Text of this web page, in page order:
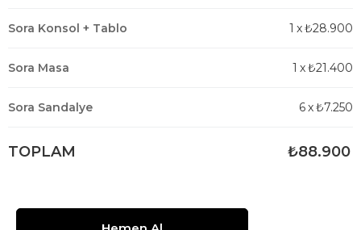
Sora Konsol + Tablo 1 x₺28.900
Sora Masa 1 x₺21.400
Sora Sandalye 6x₺7.250
TOPLAM ₺88.900